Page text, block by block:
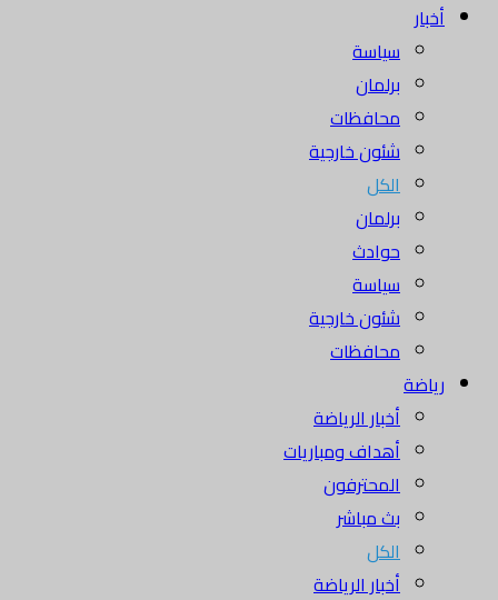
أخبار
سياسة
برلمان
محافظات
شئون خارجية
الكل
برلمان
حوادث
سياسة
شئون خارجية
محافظات
رياضة
أخبار الرياضة
أهداف ومباريات
المحترفون
بث مباشر
الكل
أخبار الرياضة